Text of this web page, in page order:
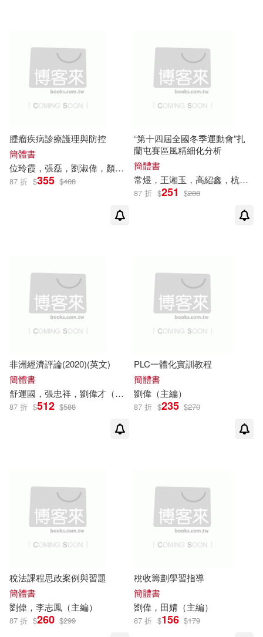
于雅婷，劉偉玲（主編）(2)
何清超(2)
劉偉偉(2) 劉偉傑(2)
劉偉光(2) 劉偉唐(2)
劉偉康(2)
劉偉成，楊萍（主編）(2)
劉偉斌(2)
劉偉林(2)
劉偉祥(2) 劉偉苓(2)
劉偉華（主編）(2)
劉偉，符超（主編）(2)
劉偉，閆永飛(2)
劉大偉(2) 劉玉璉(2)
劉穎(2) 劉經偉，劉偉傑等(2)
中國水利水電出版社(8)
外文出版社(8) 研究出版社(8)
上海科學普及出版社(7)
中國電力出版社(6)
人民衛生出版社(6)
商務印書館(6)
四川大學出版社(6)
華中科技大學出版社(6)
黑龍江科學技術出版社(6)
上海三聯書店(5)
中國礦業大學出版社(5)
作者/演唱/譯/編/繪(922)
價格
腫瘤疾病診療護理與防控
簡體書
位玲霞，張磊，劉淑偉 ，顏瑞，李海霞，
87 折 $355 $408
“第十四屆全國冬季運動會”扎
蘭屯賽區風精細化分析
簡體書
常煜，王湘玉，高紹鑫，杭月荷，劉思彤，白子恆，
87 折 $251 $288
非洲經濟評論(2020)(英文)
簡體書
舒運國，張忠祥， 劉偉才（主編）
87 折 $512 $588
PLC一體化實訓教程
簡體書
劉偉 （主編）
87 折 $235 $270
稅法課程思政案例與習題
簡體書
劉偉 ，李志鳳（主編）
87 折 $260 $299
稅收籌劃學習指導
簡體書
劉偉 ，田婧（主編）
87 折 $156 $179